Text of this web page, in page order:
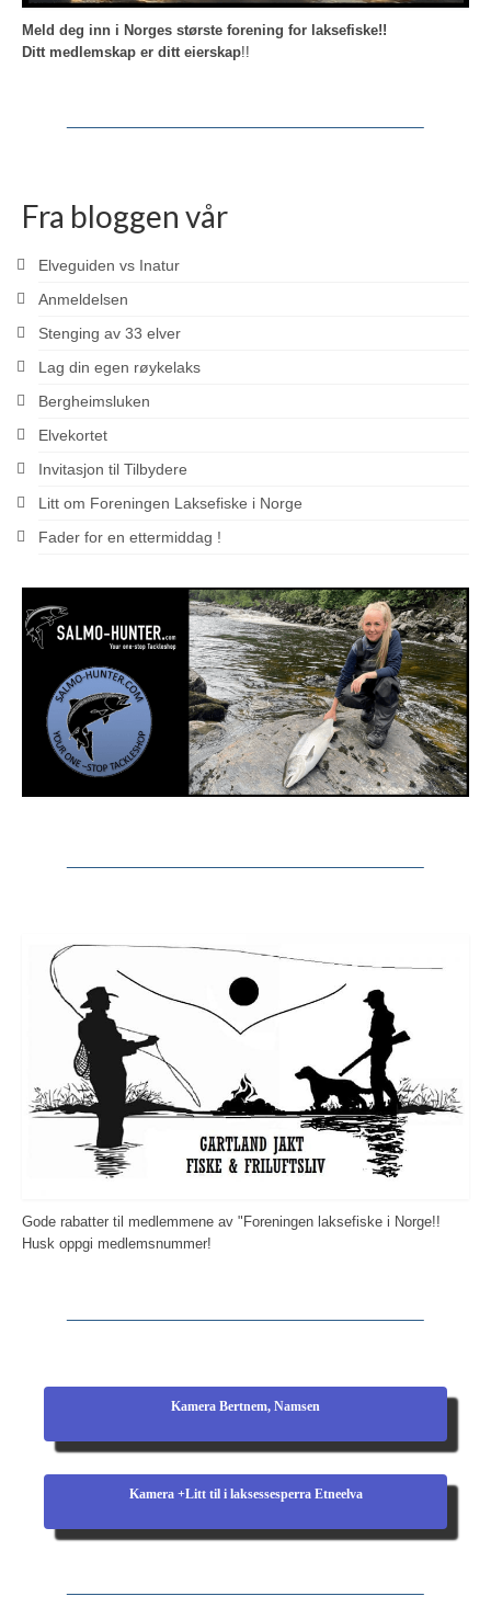
Meld deg inn i Norges største forening for laksefiske!!
Ditt medlemskap er ditt eierskap!!
Fra bloggen vår
Elveguiden vs Inatur
Anmeldelsen
Stenging av 33 elver
Lag din egen røykelaks
Bergheimsluken
Elvekortet
Invitasjon til Tilbydere
Litt om Foreningen Laksefiske i Norge
Fader for en ettermiddag !
Gode rabatter til medlemmene av "Foreningen laksefiske i Norge!!
Husk oppgi medlemsnummer!
Kamera Bertnem, Namsen
Kamera +Litt til i laksessesperra Etneelva